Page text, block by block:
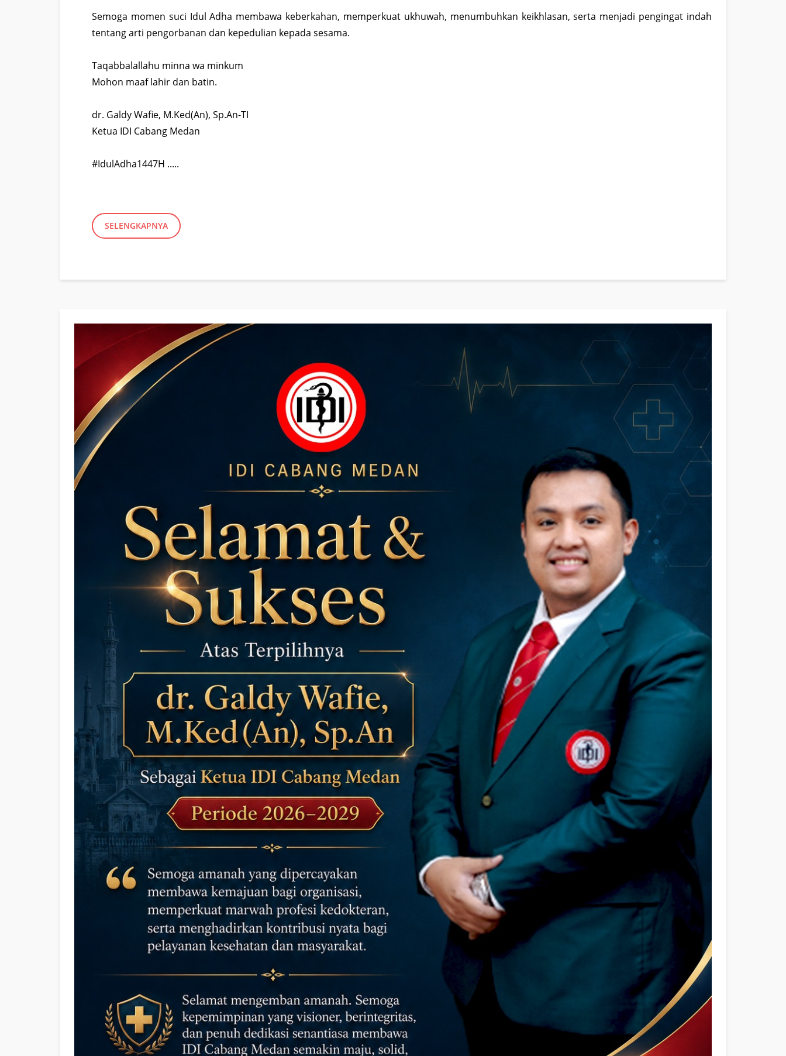
Semoga momen suci Idul Adha membawa keberkahan, memperkuat ukhuwah, menumbuhkan keikhlasan, serta menjadi pengingat indah
tentang arti pengorbanan dan kepedulian kepada sesama.
Taqabbalallahu minna wa minkum
Mohon maaf lahir dan batin.
dr. Galdy Wafie, M.Ked(An), Sp.An-TI
Ketua IDI Cabang Medan
#IdulAdha1447H .....
SELENGKAPNYA